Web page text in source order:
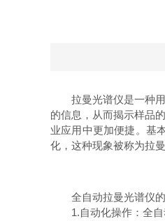
拉曼光谱仪是一种用
的信息，从而揭示样品
业应用中更加便捷。基
化，这种现象被称为拉
全自动拉曼光谱仪的
1.自动化操作：全自